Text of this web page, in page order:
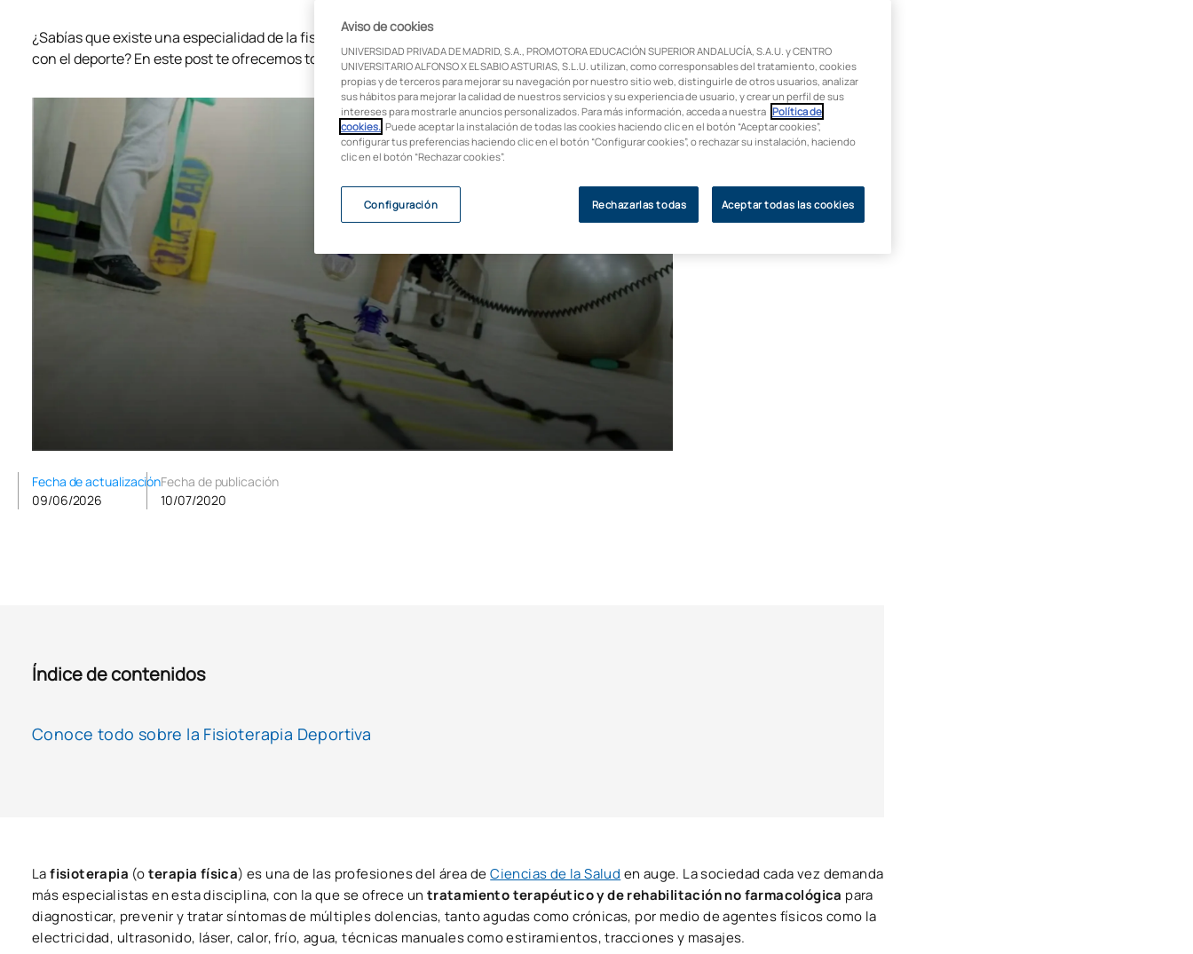
¿Sabías que existe una especialidad de la fisioterapia que trata todas las dolencias relacionadas
con el deporte? En este post te ofrecemos todos los detalles.
Fecha de actualización
09/06/2026
Fecha de publicación
10/07/2020
Índice de contenidos
Conoce todo sobre la Fisioterapia Deportiva
Lafisioterapia (oterapia física) es una de las profesiones del área deCiencias de la Salud en auge. La sociedad cada vez demanda
más especialistas en esta disciplina, con la que se ofrece un tratamiento terapéutico y de rehabilitación no farmacológica para
diagnosticar, prevenir y tratar síntomas de múltiples dolencias, tanto agudas como crónicas, por medio de agentes físicos como la
electricidad, ultrasonido, láser, calor, frío, agua, técnicas manuales como estiramientos, tracciones y masajes.
Aviso de cookies
UNIVERSIDAD PRIVADA DE MADRID, S.A., PROMOTORA EDUCACIÓN SUPERIOR ANDALUCÍA, S.A.U. y CENTRO
UNIVERSITARIO ALFONSO X EL SABIO ASTURIAS, S.L.U. utilizan, como corresponsables del tratamiento, cookies
propias y de terceros para mejorar su navegación por nuestro sitio web, distinguirle de otros usuarios, analizar
sus hábitos para mejorar la calidad de nuestros servicios y su experiencia de usuario, y crear un perfil de sus
intereses para mostrarle anuncios personalizados. Para más información, acceda a nuestra Política de
cookies. . Puede aceptar la instalación de todas las cookies haciendo clic en el botón “Aceptar cookies”,
configurar tus preferencias haciendo clic en el botón “Configurar cookies”, o rechazar su instalación, haciendo
clic en el botón “Rechazar cookies”.
Rechazarlas todas Aceptar todas las cookies
Configuración